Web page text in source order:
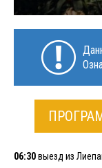
06:30выезд из